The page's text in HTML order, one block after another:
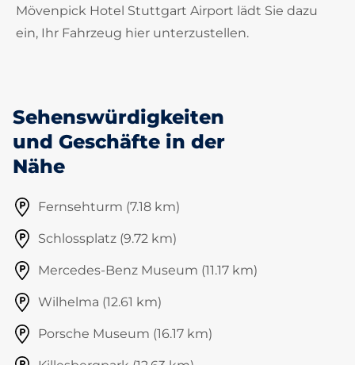
Mövenpick Hotel Stuttgart Airport lädt Sie dazu
ein, Ihr Fahrzeug hier unterzustellen.
Sehenswürdigkeiten
und Geschäfte in der
Nähe
Fernsehturm (7.18 km)
Schlossplatz (9.72 km)
Mercedes-Benz Museum (11.17 km)
Wilhelma (12.61 km)
Porsche Museum (16.17 km)